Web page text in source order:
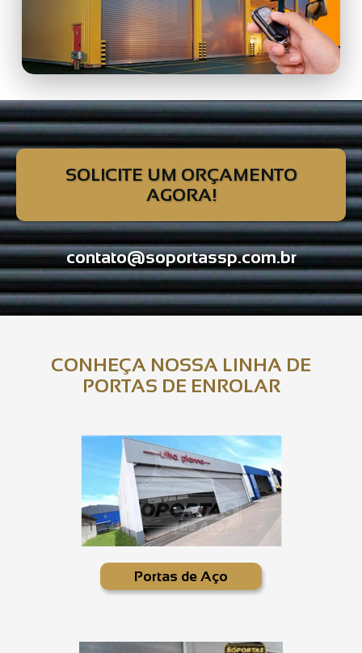
SOLICITE UM ORÇAMENTO
AGORA!
contato@soportassp.com.br
CONHEÇA NOSSA LINHA DE
PORTAS DE ENROLAR
Portas de Aço